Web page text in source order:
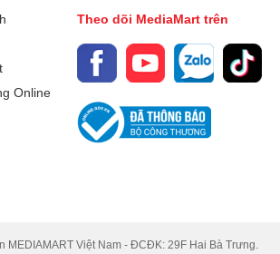
2 năm Linh kiện điện, 7 năm bình
Việt Nam
Online
Theo dõi MediaMart trên
MEDIAMART Việt Nam - ĐCĐK: 29F Hai Bà Trưng.